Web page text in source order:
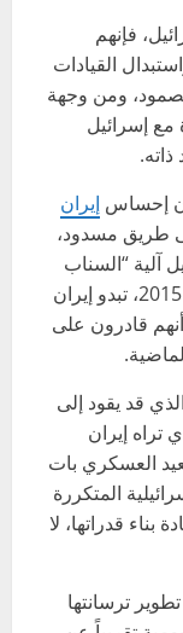
فإنهم
القيادات
على الصمود، ومن وجهة
إسرائيل
ذاته.
إحساس إيران
طريق مسدود،
آلية “السناب
باك” وإعادة كل العقوبات التي رُفعت عام 2015، تبدو إيران
قادرون على
قد يقود إلى
تراه إيران
العسكري بات
المتكررة
قدراتها، لا
ترسانتها